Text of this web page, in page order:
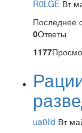
R0LGE Вт
Последнее
0Ответы
1177
ua0lld Вт